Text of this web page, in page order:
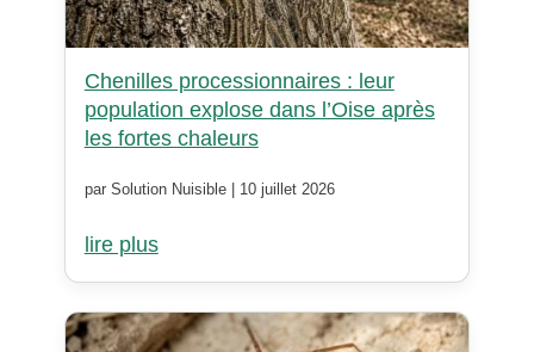
Chenilles processionnaires : leur
population explose dans l’Oise après
les fortes chaleurs
par Solution Nuisible | 10 juillet 2026
lire plus